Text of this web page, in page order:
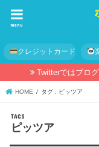
menu
クレジットカード
Twitterではブロ
HOME タグ : ピッツア
ピッツア